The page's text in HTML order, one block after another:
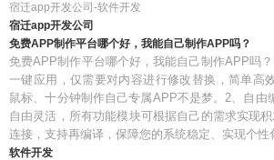
宿迁app开发公司-软件开发
宿迁app开发公司
免费APP制作平台哪个好，我能自己制作APP吗？
免费APP制作平台哪个好，我能自己制作APP吗
一键应用，仅需要对内容进行修改替换，简单高
鼠标、十分钟制作自己专属APP不是梦。2、自由
自由灵活，所有功能模块可根据自己的需求实现
连接，支持再编译，保障您的系统稳定、实现个性
软件开发